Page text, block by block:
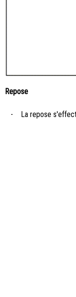
Repose
- La repose